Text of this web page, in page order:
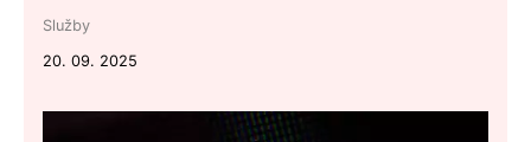
Služby
20. 09. 2025